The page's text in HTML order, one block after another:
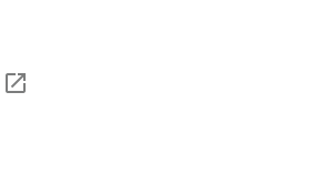
open_in_new